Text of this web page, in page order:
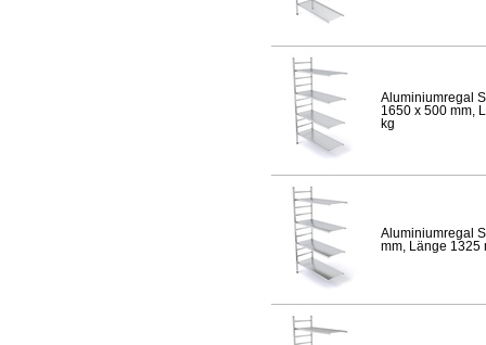
Aluminiumregal
1650 x 500 mm,
kg
Aluminiumregal
mm, Länge 1325